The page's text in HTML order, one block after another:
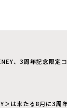
、3周年記念限定
＞は来たる8月に3周